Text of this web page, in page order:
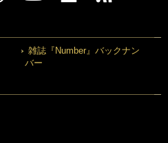
雑誌『Number』バックナン
バー